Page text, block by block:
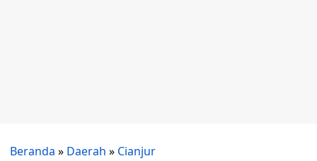
Beranda » Daerah » Cianjur